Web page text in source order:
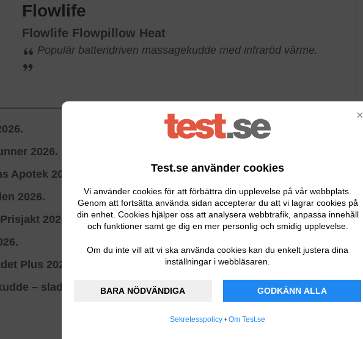
×
Test.se använder cookies
Vi använder cookies för att förbättra din upplevelse på vår webbplats.
Genom att fortsätta använda sidan accepterar du att vi lagrar cookies på
din enhet. Cookies hjälper oss att analysera webbtrafik, anpassa innehåll
och funktioner samt ge dig en mer personlig och smidig upplevelse.
Om du inte vill att vi ska använda cookies kan du enkelt justera dina
inställningar i webbläsaren.
BARA NÖDVÄNDIGA GODKÄNN ALLA
Sekretesspolicy • Om Test.se
Flowlife
Flowlife Flowpillow Heat
Populär batteridriven massagekudde med infraröd värme.
2026.
Apotek 2026.
2026.
2026.
Plus 2024.
– sladdlös.